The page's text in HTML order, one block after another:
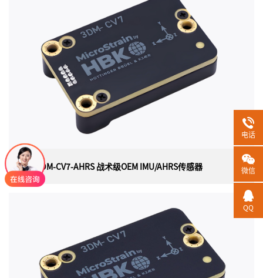
美国HBK（原LORD）MicroStrain 3DM-GX5-AR（3DM-
GX5-15）高性能倾斜/垂直参考传感器（通用封装），是
目前最小、最轻的工业 VRU。它具有三轴加速度计、陀螺
仪和温度传感器，以实现测量质量的最佳组合。3DM-
GX5-AR非常适合各种应用，包括平台稳定天线指向和使用
情况监控。
HBK 3DM-CV7-AHRS 战术级OEM IMU/AHRS传感器
HBK 3DM-CV7-AHRS 战术级OEM IMU/AHRS传感
美国HBK（原Lord）MicroStrain 3DM-CV7-AHRS战术级
OEM IMU/AHRS传感器， 是一款惯性测量单元 (IMU)和姿
态航向参考系统(AHRS) ，是迄今为止最小、最轻的OEM封
电话
微信
QQ